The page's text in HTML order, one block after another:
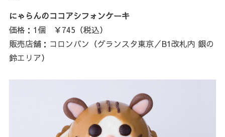
にゃらんのココアシフォンケーキ
価格：1個 ￥745（税込）
販売店舗：コロンバン（グランスタ東京／B1改札内 銀の
鈴エリア）